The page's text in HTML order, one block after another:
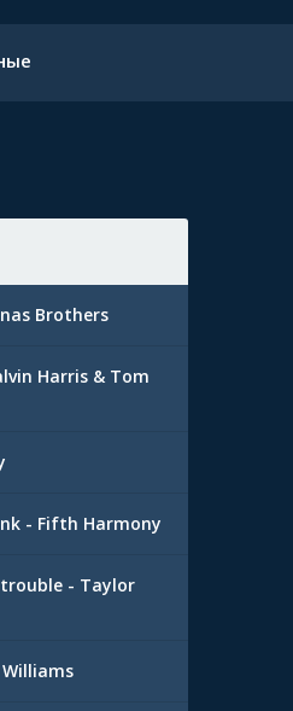
Brothers
Harris & Tom
- Fifth Harmony
trouble - Taylor